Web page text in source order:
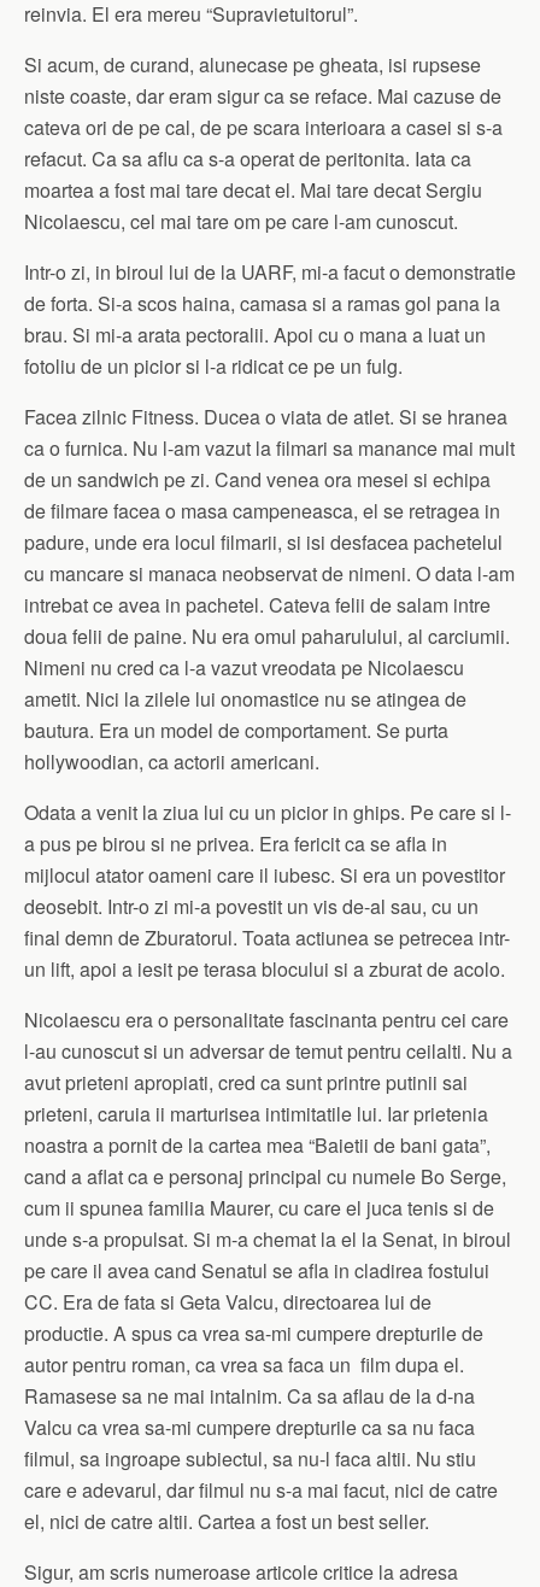
reinvia. El era mereu “Supravietuitorul”.
Si acum, de curand, alunecase pe gheata, isi rupsese
niste coaste, dar eram sigur ca se reface. Mai cazuse de
cateva ori de pe cal, de pe scara interioara a casei si s-a
refacut. Ca sa aflu ca s-a operat de peritonita. Iata ca
moartea a fost mai tare decat el. Mai tare decat Sergiu
Nicolaescu, cel mai tare om pe care l-am cunoscut.
Intr-o zi, in biroul lui de la UARF, mi-a facut o demonstratie
de forta. Si-a scos haina, camasa si a ramas gol pana la
brau. Si mi-a arata pectoralii. Apoi cu o mana a luat un
fotoliu de un picior si l-a ridicat ce pe un fulg.
Facea zilnic Fitness. Ducea o viata de atlet. Si se hranea
ca o furnica. Nu l-am vazut la filmari sa manance mai mult
de un sandwich pe zi. Cand venea ora mesei si echipa
de filmare facea o masa campeneasca, el se retragea in
padure, unde era locul filmarii, si isi desfacea pachetelul
cu mancare si manaca neobservat de nimeni. O data l-am
intrebat ce avea in pachetel. Cateva felii de salam intre
doua felii de paine. Nu era omul paharulului, al carciumii.
Nimeni nu cred ca l-a vazut vreodata pe Nicolaescu
ametit. Nici la zilele lui onomastice nu se atingea de
bautura. Era un model de comportament. Se purta
hollywoodian, ca actorii americani.
Odata a venit la ziua lui cu un picior in ghips. Pe care si l-
a pus pe birou si ne privea. Era fericit ca se afla in
mijlocul atator oameni care il iubesc. Si era un povestitor
deosebit. Intr-o zi mi-a povestit un vis de-al sau, cu un
final demn de Zburatorul. Toata actiunea se petrecea intr-
un lift, apoi a iesit pe terasa blocului si a zburat de acolo.
Nicolaescu era o personalitate fascinanta pentru cei care
l-au cunoscut si un adversar de temut pentru ceilalti. Nu a
avut prieteni apropiati, cred ca sunt printre putinii sai
prieteni, caruia ii marturisea intimitatile lui. Iar prietenia
noastra a pornit de la cartea mea “Baietii de bani gata”,
cand a aflat ca e personaj principal cu numele Bo Serge,
cum ii spunea familia Maurer, cu care el juca tenis si de
unde s-a propulsat. Si m-a chemat la el la Senat, in biroul
pe care il avea cand Senatul se afla in cladirea fostului
CC. Era de fata si Geta Valcu, directoarea lui de
productie. A spus ca vrea sa-mi cumpere drepturile de
autor pentru roman, ca vrea sa faca un film dupa el.
Ramasese sa ne mai intalnim. Ca sa aflau de la d-na
Valcu ca vrea sa-mi cumpere drepturile ca sa nu faca
filmul, sa ingroape subiectul, sa nu-l faca altii. Nu stiu
care e adevarul, dar filmul nu s-a mai facut, nici de catre
el, nici de catre altii. Cartea a fost un best seller.
Sigur, am scris numeroase articole critice la adresa